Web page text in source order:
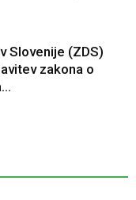
Slovenije (ZDS)
zakona o